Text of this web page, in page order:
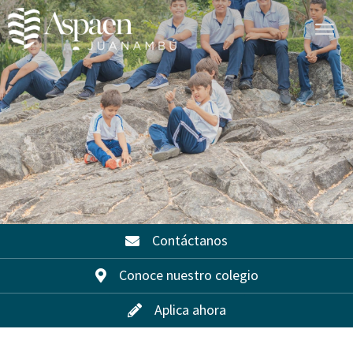
Contáctanos
Conoce nuestro colegio
Aplica ahora